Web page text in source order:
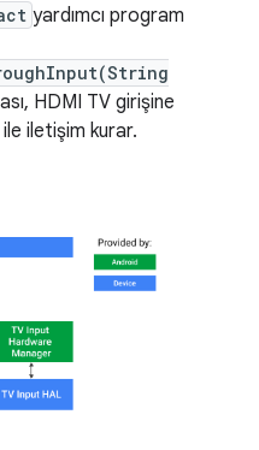
yardımcı program
HDMI TV girişine
iletişim kurar.